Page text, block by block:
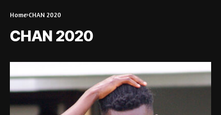
Home CHAN 2020
CHAN 2020